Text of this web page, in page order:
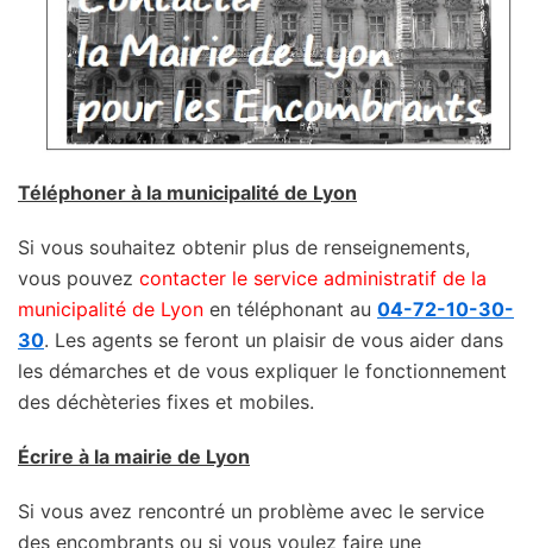
Téléphoner à la municipalité de Lyon
Si vous souhaitez obtenir plus de renseignements,
vous pouvez contacter le service administratif de la
municipalité de Lyon en téléphonant au 04-72-10-30-
30. Les agents se feront un plaisir de vous aider dans
les démarches et de vous expliquer le fonctionnement
des déchèteries fixes et mobiles.
Écrire à la mairie de Lyon
Si vous avez rencontré un problème avec le service
des encombrants ou si vous voulez faire une